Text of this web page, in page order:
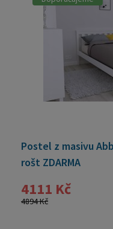
Postel z masivu
rošt ZDARMA
4111 Kč
4894 Kč